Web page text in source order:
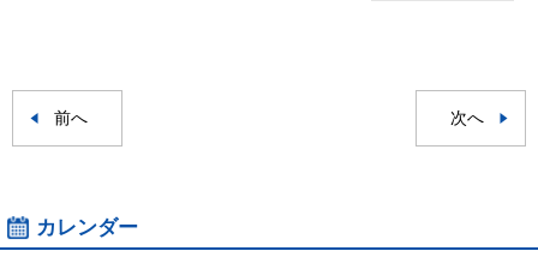
前へ 次へ
カレンダー